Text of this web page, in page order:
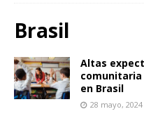
Brasil
Altas
en Brasil
28 mayo, 2024